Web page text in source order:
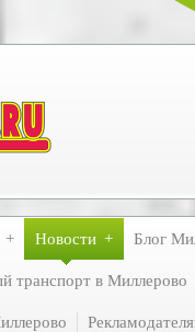
Новости Блог
транспорт в Миллерово